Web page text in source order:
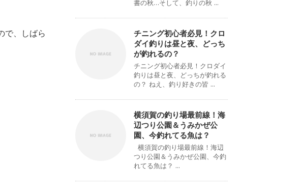
で、しばら
書の秋…そして、釣りの秋 ...
チニング初心者必見！クロ
ダイ釣りは昼と夜、どっち
が釣れるの？
チニング初心者必見！クロダイ
釣りは昼と夜、どっちが釣れる
の？ ねえ、釣り好きの皆 ...
横須賀の釣り場最前線！海
辺つり公園＆うみかぜ公
園、今釣れてる魚は？
横須賀の釣り場最前線！海辺
つり公園＆うみかぜ公園、今釣
れてる魚は？ ...